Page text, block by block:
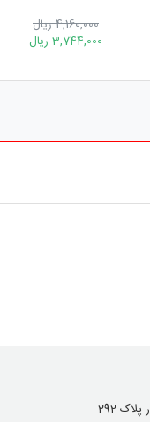
4,160,000 ریال
3,744,000 ریال